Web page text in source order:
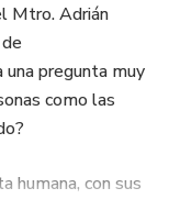
Mtro. Adrián
pregunta muy
como las
humana, con sus